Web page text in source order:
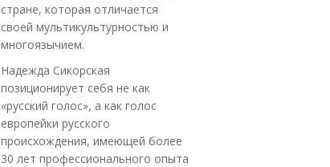
стране, которая отличается
своей мультикультурностью и
многоязычием.
Надежда Сикорская
позиционирует себя не как
«русский голос», а как голос
европейки русского
происхождения, имеющей более
30 лет профессионального опыта